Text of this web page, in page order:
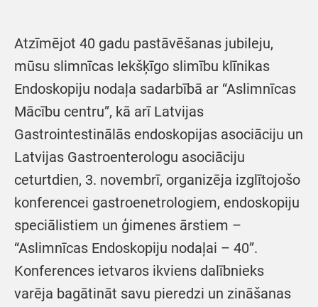
Atzīmējot 40 gadu pastāvēšanas jubileju,
mūsu slimnīcas Iekšķīgo slimību klīnikas
Endoskopiju nodaļa sadarbībā ar “Aslimnīcas
Mācību centru”, kā arī Latvijas
Gastrointestinālās endoskopijas asociāciju un
Latvijas Gastroenterologu asociāciju
ceturtdien, 3. novembrī, organizēja izglītojošo
konferencei gastroenetrologiem, endoskopiju
speciālistiem un ģimenes ārstiem –
“Aslimnīcas Endoskopiju nodaļai – 40”.
Konferences ietvaros ikviens dalībnieks
varēja bagātināt savu pieredzi un zināšanas